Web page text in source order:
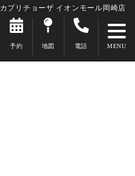
カプリチョーザ イオンモール岡崎店
予約 地図 電話